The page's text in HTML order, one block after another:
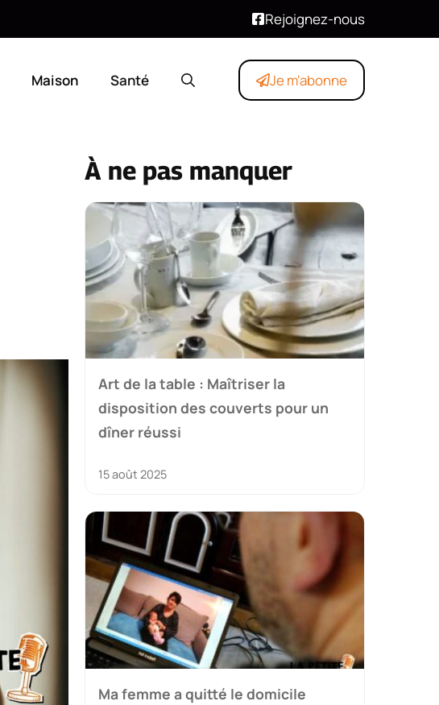
Rejoignez-nous
Maison Santé Je m'abonne
À ne pas manquer
Art de la table : Maîtriser la
disposition des couverts pour un
dîner réussi
15 août 2025
Ma femme a quitté le domicile